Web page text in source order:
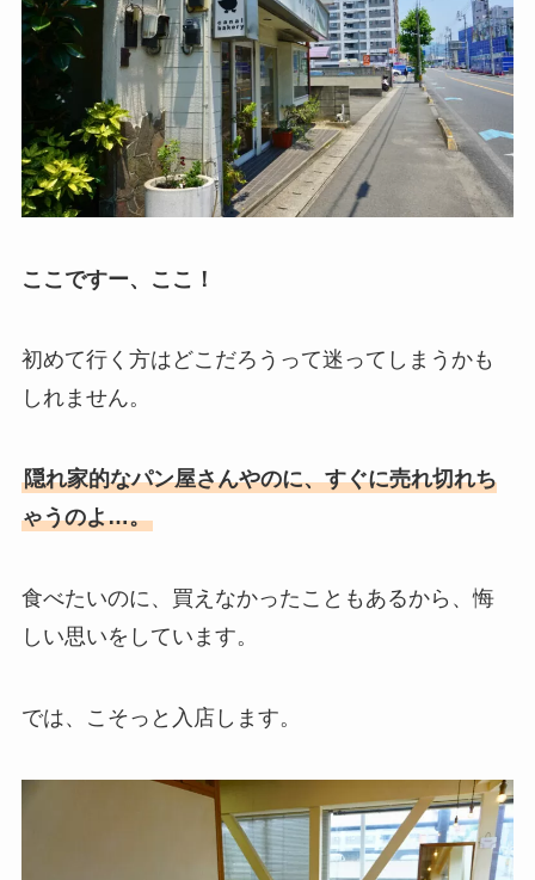
ここですー、ここ！
初めて行く方はどこだろうって迷ってしまうかも
しれません。
隠れ家的なパン屋さんやのに、すぐに売れ切れち
ゃうのよ…。
食べたいのに、買えなかったこともあるから、悔
しい思いをしています。
では、こそっと入店します。